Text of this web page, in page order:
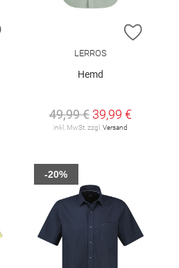
ZUR WUNSCHLISTE HINZUFÜGEN
ZUR
LERROS
Hemd
49,99 € 39,99 €
inkl. MwSt. zzgl. Versand
-20%